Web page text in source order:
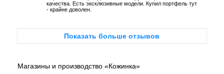
качества. Есть эксклюзивные модели. Купил портфель тут
- крайне доволен.
Показать больше отзывов
Магазины и производство «Кожинка»